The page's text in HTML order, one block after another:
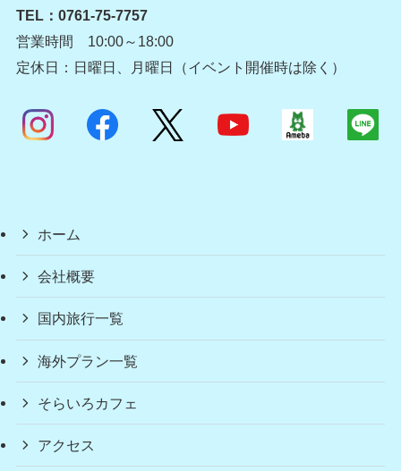
TEL： 0761-75-7757
営業時間 10:00～18:00
定休日：日曜日、月曜日（イベント開催時は除く）
ホーム
会社概要
国内旅行一覧
海外プラン一覧
そらいろカフェ
アクセス